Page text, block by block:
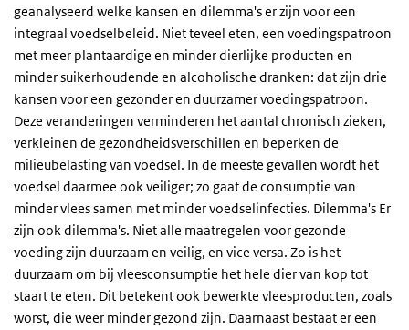
geanalyseerd welke kansen en dilemma's er zijn voor een
integraal voedselbeleid. Niet teveel eten, een voedingspatroon
met meer plantaardige en minder dierlijke producten en
minder suikerhoudende en alcoholische dranken: dat zijn drie
kansen voor een gezonder en duurzamer voedingspatroon.
Deze veranderingen verminderen het aantal chronisch zieken,
verkleinen de gezondheidsverschillen en beperken de
milieubelasting van voedsel. In de meeste gevallen wordt het
voedsel daarmee ook veiliger; zo gaat de consumptie van
minder vlees samen met minder voedselinfecties. Dilemma's Er
zijn ook dilemma's. Niet alle maatregelen voor gezonde
voeding zijn duurzaam en veilig, en vice versa. Zo is het
duurzaam om bij vleesconsumptie het hele dier van kop tot
staart te eten. Dit betekent ook bewerkte vleesproducten, zoals
worst, die weer minder gezond zijn. Daarnaast bestaat er een